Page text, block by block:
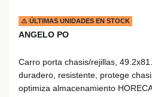
ÚLTIMAS UNIDADES EN STOCK
ANGELO PO
Carro porta chasis/rejillas,
duradero, resistente, protege
optimiza almacenamiento